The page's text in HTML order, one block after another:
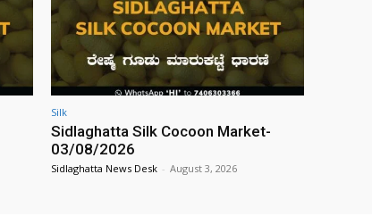
Silk
Sidlaghatta Silk Cocoon Market-
03/08/2026
Sidlaghatta News Desk - August 3, 2026